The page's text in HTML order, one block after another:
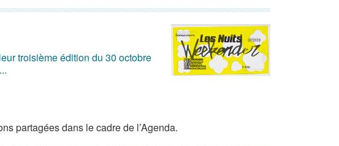
troisième édition du 30 octobre
partagées dans le cadre de l’Agenda.